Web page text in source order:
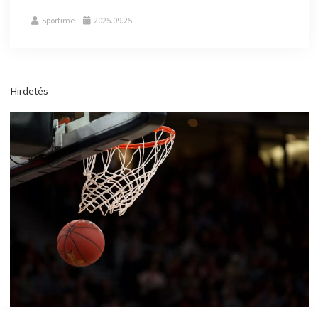
Sportime 2025.09.25.
Hirdetés